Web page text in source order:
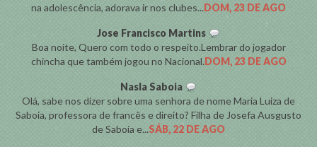
na adolescência, adorava ir nos clubes...DOM, 23 DE AGO
Jose Francisco Martins
Boa noite, Quero com todo o respeito.Lembrar do jogador
chincha que também jogou no Nacional.DOM, 23 DE AGO
Nasla Saboia
Olá, sabe nos dizer sobre uma senhora de nome Maria Luiza de
Saboia, professora de francês e direito? Filha de Josefa Ausgusto
de Saboia e...SÁB, 22 DE AGO